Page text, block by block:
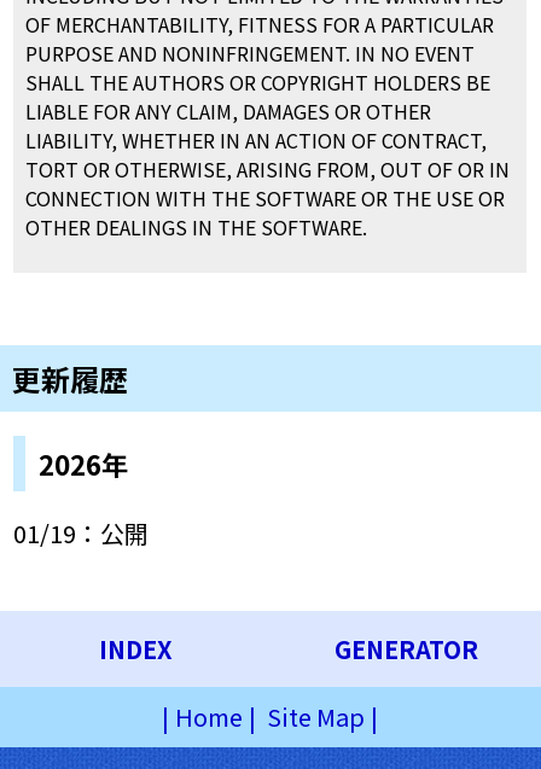
OF MERCHANTABILITY, FITNESS FOR A PARTICULAR
PURPOSE AND NONINFRINGEMENT. IN NO EVENT
SHALL THE AUTHORS OR COPYRIGHT HOLDERS BE
LIABLE FOR ANY CLAIM, DAMAGES OR OTHER
LIABILITY, WHETHER IN AN ACTION OF CONTRACT,
TORT OR OTHERWISE, ARISING FROM, OUT OF OR IN
CONNECTION WITH THE SOFTWARE OR THE USE OR
OTHER DEALINGS IN THE SOFTWARE.
更新履歴
2026年
01/19：公開
INDEX
GENERATOR
| Home | Site Map |